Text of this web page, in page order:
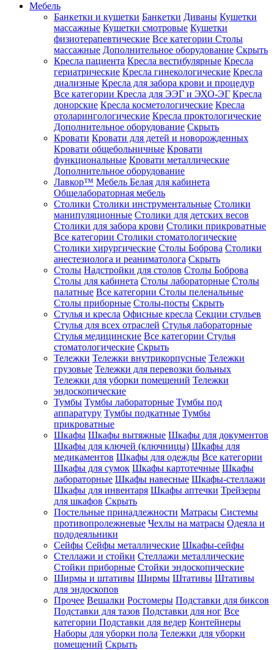
Мебель
Банкетки и кушетки Банкетки Диваны Кушетки
массажные Кушетки смотровые Кушетки
физиотерапевтические Все категории Столы
массажные Дополнительное оборудование Скрыть
Кресла пациента Кресла вестибулярные Кресла
гериатрические Кресла гинекологические Кресла
диализные Кресла для забора крови и процедур
Все категории Кресла для ЭЭГ и ЭХО-ЭГ Кресла
донорские Кресла косметологические Кресла
отоларингологические Кресла проктологические
Дополнительное оборудование Скрыть
Кровати Кровати для детей и новорожденных
Кровати общебольничные Кровати
функциональные Кровати металлические
Дополнительное оборудование
Лавкор™ Мебель Белая для кабинета
Общелабораторная мебель
Столики Столики инструментальные Столики
манипуляционные Столики для детских весов
Столики для забора крови Столики прикроватные
Все категории Столики стоматологические
Столики хирургические Столы Боброва Столики
анестезиолога и реаниматолога Скрыть
Столы Надстройки для столов Столы Боброва
Столы для кабинета Столы лабораторные Столы
палатные Все категории Столы пеленальные
Столы приборные Столы-посты Скрыть
Стулья и кресла Офисные кресла Секции стульев
Стулья для всех отраслей Стулья лабораторные
Стулья медицинские Все категории Стулья
стоматологические Скрыть
Тележки Тележки внутрикорпусные Тележки
грузовые Тележки для перевозки больных
Тележки для уборки помещений Тележки
эндоскопические
Тумбы Тумбы лабораторные Тумбы под
аппаратуру Тумбы подкатные Тумбы
прикроватные
Шкафы Шкафы вытяжные Шкафы для документов
Шкафы для ключей (ключницы) Шкафы для
медикаментов Шкафы для одежды Все категории
Шкафы для сумок Шкафы картотечные Шкафы
лабораторные Шкафы навесные Шкафы-стеллажи
Шкафы для инвентаря Шкафы аптечки Трейзеры
для шкафов Скрыть
Постельные принадлежности Матрасы Системы
противопролежневые Чехлы на матрасы Одеяла и
пододеяльники
Сейфы Сейфы металлические Шкафы-сейфы
Стеллажи и стойки Стеллажи металлические
Стойки приборные Стойки эндоскопические
Ширмы и штативы Ширмы Штативы Штативы
для эндоскопов
Прочее Вешалки Ростомеры Подставки для биксов
Подставки для тазов Подставки для ног Все
категории Подставки для ведер Контейнеры
Наборы для уборки пола Тележки для уборки
помещений Скрыть